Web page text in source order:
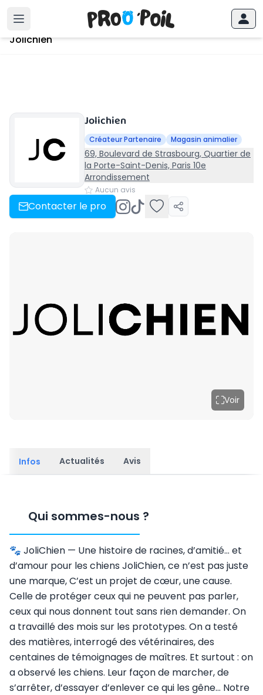
Accueil
Jolichien
Jolichien
Créateur Partenaire Magasin animalier
69, Boulevard de Strasbourg, Quartier de
la Porte-Saint-Denis, Paris 10e
Arrondissement
Aucun avis
Contacter le pro
Voir
Infos Actualités Avis
Qui sommes-nous ?
🐾 JoliChien — Une histoire de racines, d’amitié… et
d’amour pour les chiens JoliChien, ce n’est pas juste
une marque, C’est un projet de cœur, une cause.
Celle de protéger ceux qui ne peuvent pas parler,
ceux qui nous donnent tout sans rien demander. On
a travaillé des mois sur les prototypes. On a testé
des matières, interrogé des vétérinaires, des
centaines de témoignages de maîtres. Et surtout : on
a observé les chiens. Leur façon de marcher, de
s’arrêter, d’essayer d’enlever ce qui les gêne… Notre